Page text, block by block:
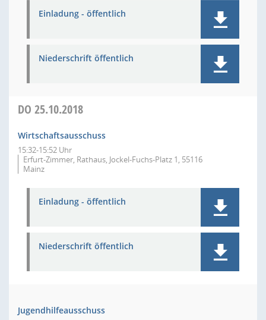
Einladung - öffentlich
Niederschrift öffentlich
DO 25.10.2018
Wirtschaftsausschuss
15:32-15:52 Uhr
Erfurt-Zimmer, Rathaus, Jockel-Fuchs-Platz 1, 55116
Mainz
Einladung - öffentlich
Niederschrift öffentlich
Jugendhilfeausschuss